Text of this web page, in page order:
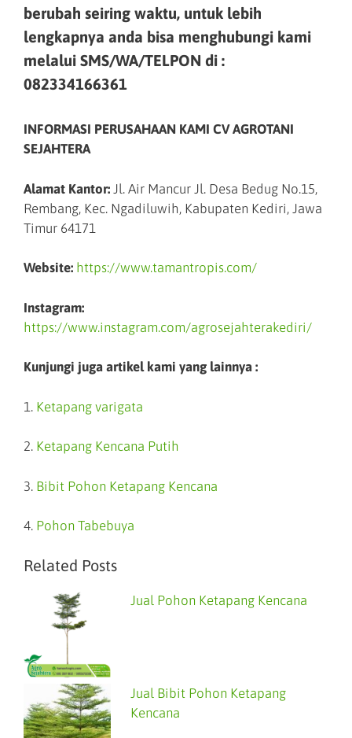
berubah seiring waktu, untuk lebih
lengkapnya anda bisa menghubungi kami
melalui SMS/WA/TELPON di :
082334166361
INFORMASI PERUSAHAAN KAMI CV AGROTANI
SEJAHTERA
Alamat Kantor: Jl. Air Mancur Jl. Desa Bedug No.15,
Rembang, Kec. Ngadiluwih, Kabupaten Kediri, Jawa
Timur 64171
Website: https://www.tamantropis.com/
Instagram:
https://www.instagram.com/agrosejahterakediri/
Kunjungi juga artikel kami yang lainnya :
1. Ketapang varigata
2. Ketapang Kencana Putih
3. Bibit Pohon Ketapang Kencana
4. Pohon Tabebuya
Related Posts
Jual Pohon Ketapang Kencana
Jual Bibit Pohon Ketapang
Kencana